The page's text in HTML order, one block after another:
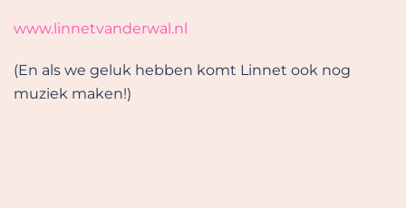
www.linnetvanderwal.nl
(En als we geluk hebben komt Linnet ook nog
muziek maken!)